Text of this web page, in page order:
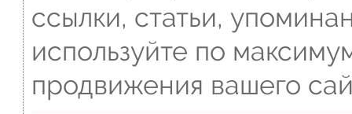
ссылки, статьи,
используйте по
продвижения вашего